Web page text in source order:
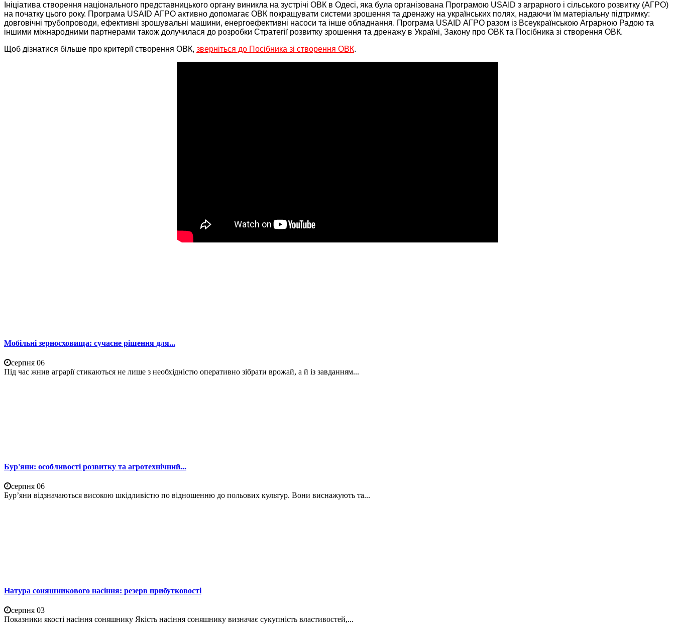
Ініціатива створення національного представницького органу виникла на зустрічі ОВК в Одесі, яка була організована Програмою USAID з аграрного і сільського розвитку (АГРО)
на початку цього року. Програма USAID АГРО активно допомагає ОВК покращувати системи зрошення та дренажу на українських полях, надаючи їм матеріальну підтримку:
довговічні трубопроводи, ефективні зрошувальні машини, енергоефективні насоси та інше обладнання. Програма USAID АГРО разом із Всеукраїнською Аграрною Радою та
іншими міжнародними партнерами також долучилася до розробки Стратегії розвитку зрошення та дренажу в Україні, Закону про ОВК та Посібника зі створення ОВК.
Щоб дізнатися більше про критерії створення ОВК, зверніться до Посібника зі створення ОВК.
Мобільні зерносховища: сучасне рішення для...
серпня 06
Під час жнив аграрії стикаються не лише з необхідністю оперативно зібрати врожай, а й із завданням...
Бур'яни: особливості розвитку та агротехнічний...
серпня 06
Бур’яни відзначаються високою шкідливістю по відношенню до польових культур. Вони виснажують та...
Натура соняшникового насіння: резерв прибутковості
серпня 03
Показники якості насіння соняшнику Якість насіння соняшнику визначає сукупність властивостей,...